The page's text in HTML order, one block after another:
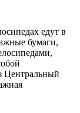
едут в
бумаги,
Центральный